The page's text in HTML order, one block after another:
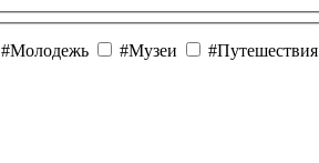
#Молодежь #Музеи #Путешествия